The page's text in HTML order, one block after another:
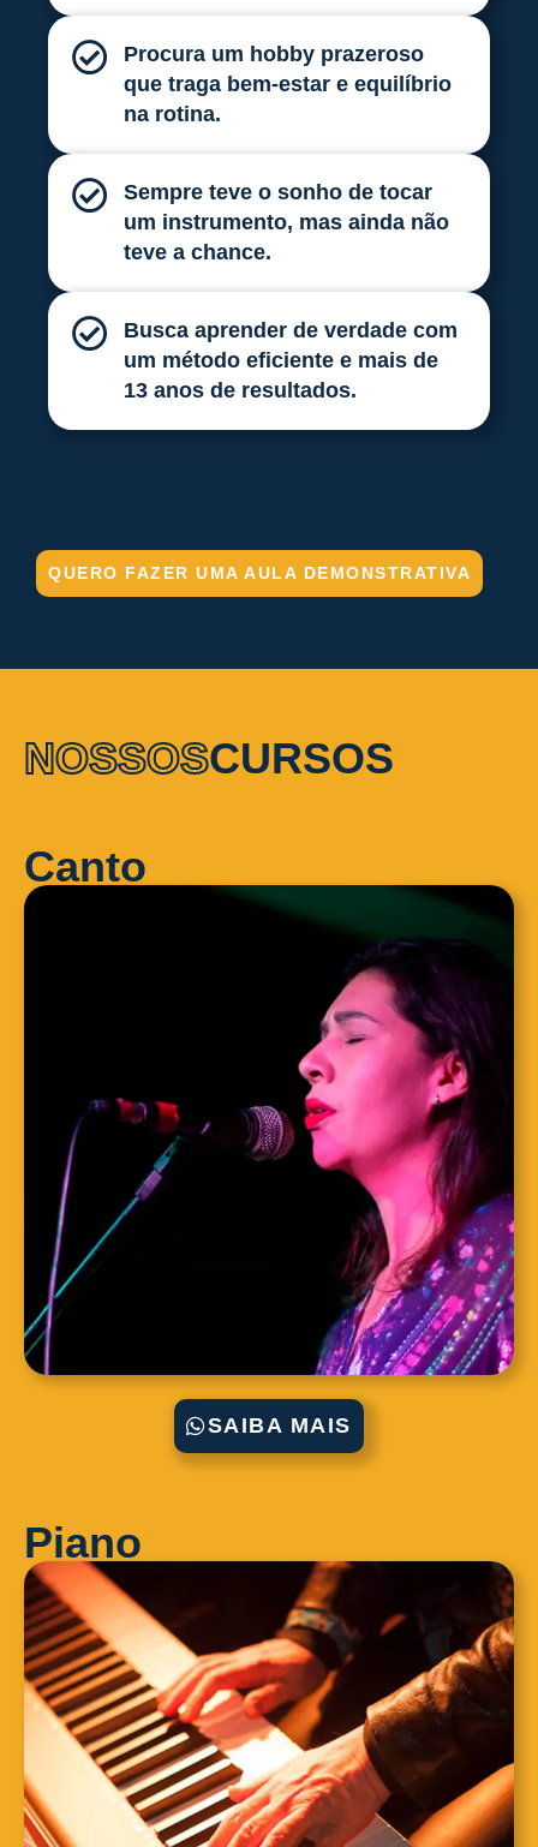
Procura um hobby prazeroso
que traga bem-estar e equilíbrio
na rotina.
Sempre teve o sonho de tocar
um instrumento, mas ainda não
teve a chance.
Busca aprender de verdade com
um método eficiente e mais de
13 anos de resultados.
QUERO FAZER UMA AULA DEMONSTRATIVA
NOSSOSCURSOS
Canto
SAIBA MAIS
Piano